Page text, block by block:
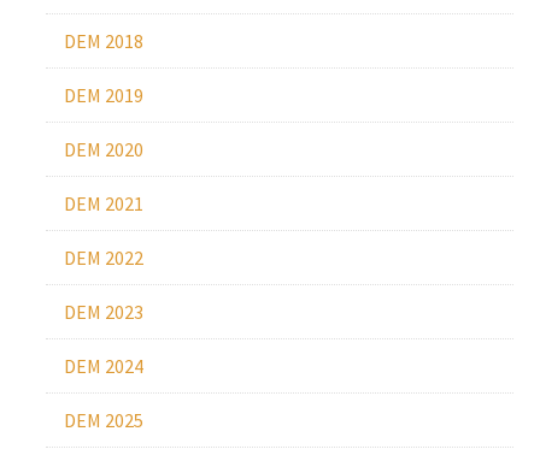
DEM 2018
DEM 2019
DEM 2020
DEM 2021
DEM 2022
DEM 2023
DEM 2024
DEM 2025